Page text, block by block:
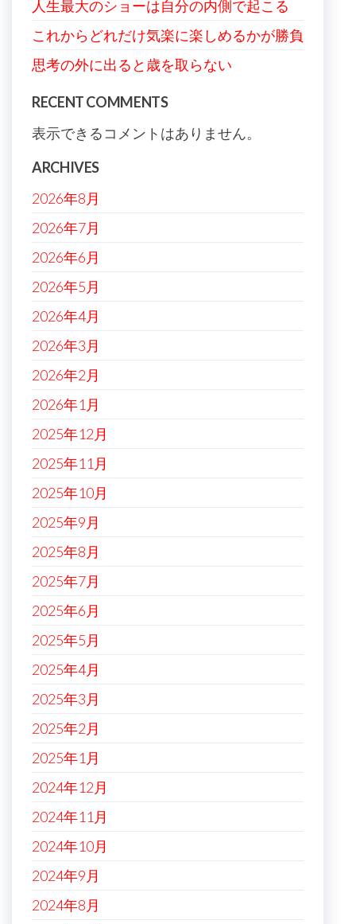
人生最大のショーは自分の内側で起こる
これからどれだけ気楽に楽しめるかが勝負
思考の外に出ると歳を取らない
RECENT COMMENTS
表示できるコメントはありません。
ARCHIVES
2026年8月
2026年7月
2026年6月
2026年5月
2026年4月
2026年3月
2026年2月
2026年1月
2025年12月
2025年11月
2025年10月
2025年9月
2025年8月
2025年7月
2025年6月
2025年5月
2025年4月
2025年3月
2025年2月
2025年1月
2024年12月
2024年11月
2024年10月
2024年9月
2024年8月